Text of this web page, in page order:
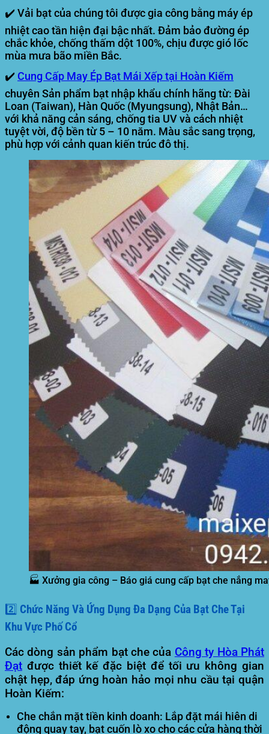
✔️ Vải bạt của chúng tôi đượcgia công bằng máy ép
nhiệt cao tần hiện đại bậc nhất. Đảm bảo đường ép
chắc khỏe, chống thấm dột 100%, chịu được gió lốc
mùa mưa bão miền Bắc.
✔️ Cung Cấp May Ép Bạt Mái Xếp tại Hoàn Kiếm
chuyên Sản phẩm bạt nhập khẩu chính hãng từ: Đài
Loan (Taiwan), Hàn Quốc (Myungsung), Nhật Bản…
với khả năng cản sáng, chống tia UV và cách nhiệt
tuyệt vời, độ bền từ 5 – 10 năm. Màu sắc sang trọng,
phù hợp với cảnh quan kiến trúc đô thị.
🏭 Xưởng gia công – Báo giá cung cấp bạt che nắng
2️⃣ Chức Năng Và Ứng Dụng Đa Dạng Của Bạt Che Tại
Khu Vực Phố Cổ
Các dòng sản phẩm bạt che của Công ty Hòa Phát
Đạt được thiết kế đặc biệt để tối ưu không gian
chật hẹp, đáp ứng hoàn hảo mọi nhu cầu tại quận
Hoàn Kiếm:
Che chắn mặt tiền kinh doanh: Lắp đặt mái hiên di
động quay tay, bạt cuốn lò xo cho các cửa hàng thời